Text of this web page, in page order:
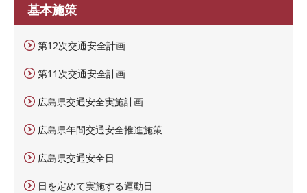
基本施策
第12次交通安全計画
第11次交通安全計画
広島県交通安全実施計画
広島県年間交通安全推進施策
広島県交通安全日
日を定めて実施する運動日